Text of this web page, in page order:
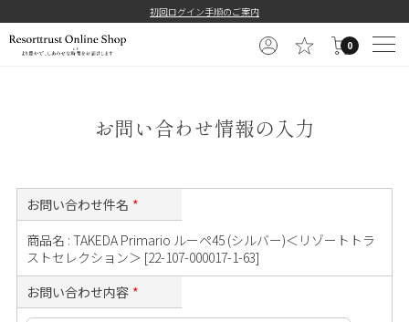
==============================================
初回ログイン手順のご案内
0
お問い合わせ情報の入力
お問い合わせ件名 *
商品名 : TAKEDA Primario ルーペ45 (シルバー)＜リゾートトラ
ストセレクション＞ [22-107-000017-1-63]
お問い合わせ内容 *